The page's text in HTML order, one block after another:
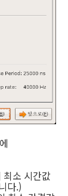
최소 시간값
다.)